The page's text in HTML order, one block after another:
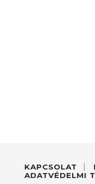
KAPCSOLAT
ADATVÉDELMI